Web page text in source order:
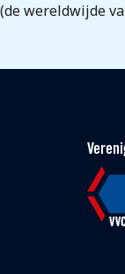
wereldwijde